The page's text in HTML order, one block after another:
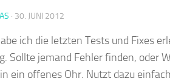
· 30. JUNI 2012
ich die letzten Tests und Fixes
Sollte jemand Fehler finden, oder
ein offenes Ohr. Nutzt dazu